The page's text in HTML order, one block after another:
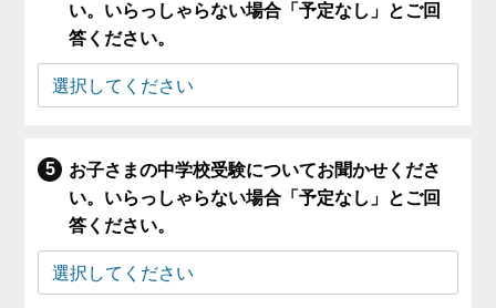
い。いらっしゃらない場合「予定なし」とご回
答ください。
お子さまの中学校受験についてお聞かせくださ
い。いらっしゃらない場合「予定なし」とご回
答ください。